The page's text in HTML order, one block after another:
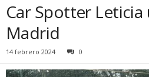
Car Spotter Leticia
Madrid
14 febrero 2024 0